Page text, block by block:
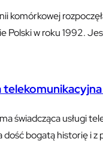
komórkowej
Polski w roku 1992.
się w tym
pod kątem technologii.
świadcząca usługi
dość bogatą historię i z